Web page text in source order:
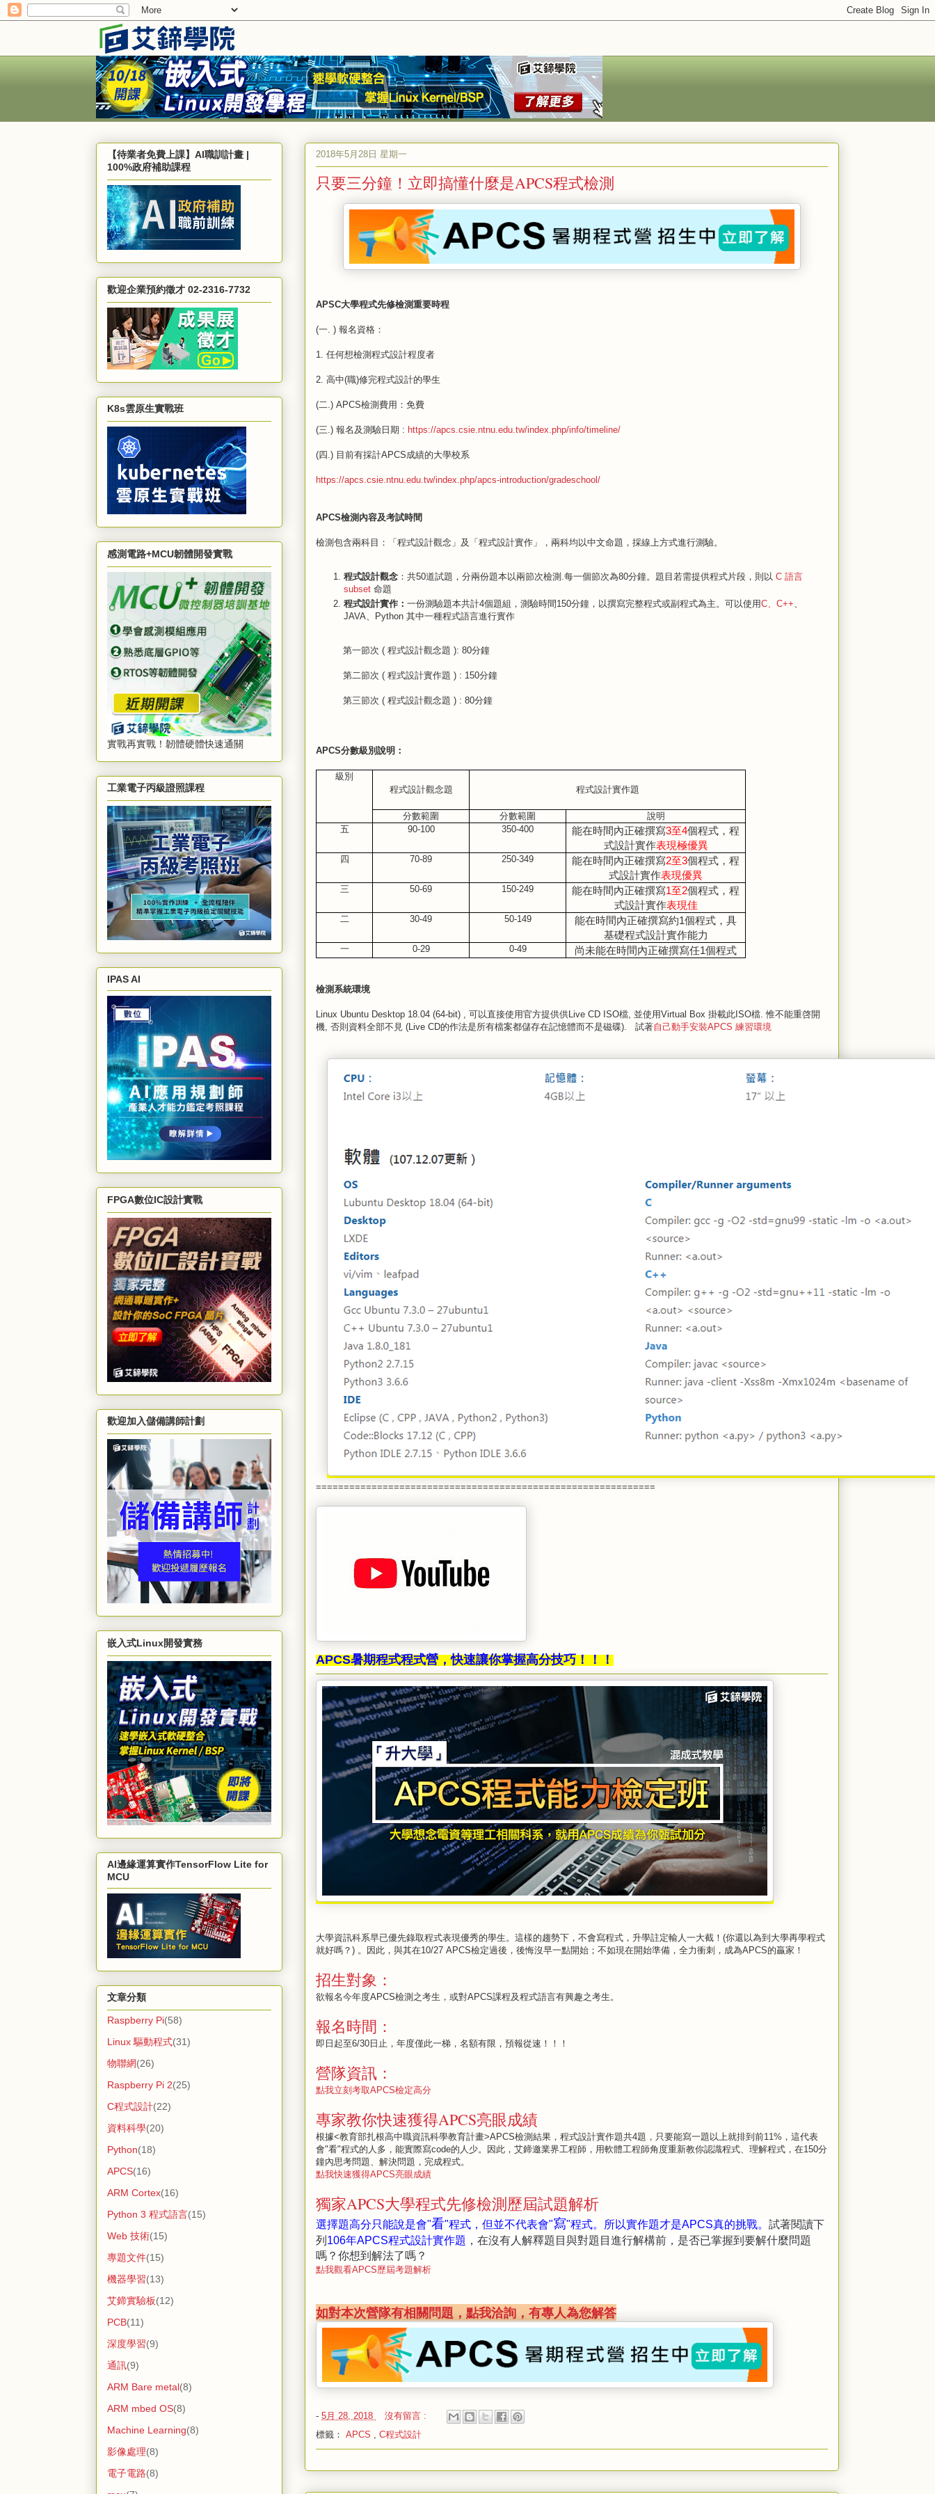
2018年5月28日 星期一
只要三分鐘！立即搞懂什麼是APCS程式檢測
APSC大學程式先修檢測重要時程
(一. ) 報名資格：
1. 任何想檢測程式設計程度者
2. 高中(職)修完程式設計的學生
(二.) APCS檢測費用：免費
(三.) 報名及測驗日期 : https://apcs.csie.ntnu.edu.tw/index.php/info/timeline/
(四.) 目前有採計APCS成績的大學校系
https://apcs.csie.ntnu.edu.tw/index.php/apcs-introduction/gradeschool/
APCS檢測內容及考試時間
檢測包含兩科目：「程式設計觀念」及「程式設計實作」，兩科均以中文命題，採線上方式進行測驗。
程式設計觀念 ：共50道試題，分兩份題本以兩節次檢測.每一個節次為80分鐘。題目若需提供程式片段，則以 C 語言
subset 命題
程式設計實作： 一份測驗題本共計4個題組，測驗時間150分鐘，以撰寫完整程式或副程式為主。可以使用C、C++、
JAVA、Python 其中一種程式語言進行實作
第一節次 ( 程式設計觀念題 ): 80分鐘
第二節次 ( 程式設計實作題 ) : 150分鐘
第三節次 ( 程式設計觀念題 ) : 80分鐘
APCS分數級別說明：
級別
程式設計觀念題
程式設計實作題
分數範圍 分數範圍
說明
五
90-100 350-400 能在時間內正確撰寫3至4個程式，程
式設計實作表現極優異
四 70-89 250-349 能在時間內正確撰寫2至3個程式，程
式設計實作表現優異
三 50-69 150-249 能在時間內正確撰寫1至2個程式，程
式設計實作表現佳
二 30-49 50-149 能在時間內正確撰寫約1個程式，具
基礎程式設計實作能力
一 0-29 0-49 尚未能在時間內正確撰寫任1個程式
檢測系統環境
Linux Ubuntu Desktop 18.04 (64-bit) , 可以直接使用官方提供供Live CD ISO檔, 並使用Virtual Box 掛載此ISO檔. 惟不能重啓開
機, 否則資料全部不見 (Live CD的作法是所有檔案都儲存在記憶體而不是磁碟). 試著自己動手安裝APCS 練習環境
=============================================================
APCS暑期程式程式營，快速讓你掌握高分技巧！！！
大學資訊科系早已優先錄取程式表現優秀的學生。這樣的趨勢下，不會寫程式，升學註定輸人一大截！(你還以為到大學再學程式
就好嗎？) 。因此，與其在10/27 APCS檢定過後，後悔沒早一點開始；不如現在開始準備，全力衝刺，成為APCS的贏家！
招生對象：
欲報名今年度APCS檢測之考生，或對APCS課程及程式語言有興趣之考生。
報名時間：
即日起至6/30日止，年度僅此一梯，名額有限，預報從速！！！
營隊資訊：
點我立刻考取APCS檢定高分
專家教你快速獲得APCS亮眼成績
根據<教育部扎根高中職資訊科學教育計畫>APCS檢測結果，程式設計實作題共4題，只要能寫一題以上就排到前11%，這代表
會"看"程式的人多，能實際寫code的人少。因此，艾鍗邀業界工程師，用軟體工程師角度重新教你認識程式、理解程式，在150分
鐘內思考問題、解決問題，完成程式。
點我快速獲得APCS亮眼成績
獨家APCS大學程式先修檢測歷屆試題解析
選擇題高分只能說是會"看"程式，但並不代表會"寫"程式。 所以實作題才是APCS真的挑戰。 試著閱讀下
列 106年APCS程式設計實作題 ，在沒有人解釋題目與對題目進行解構前，是否已掌握到要解什麼問題
嗎？你想到解法了嗎？
點我觀看APCS歷屆考題解析
如對本次營隊有相關問題，點我洽詢，有專人為您解答
- 5月 28, 2018
沒有留言 :
標籤： APCS C程式設計
【待業者免費上課】AI職訓計畫 |
100%政府補助課程
歡迎企業預約徵才 02-2316-7732
K8s雲原生實戰班
感測電路+MCU韌體開發實戰
實戰再實戰！韌體硬體快速通關
工業電子丙級證照課程
IPAS AI
FPGA數位IC設計實戰
歡迎加入儲備講師計劃
嵌入式Linux開發實務
AI邊緣運算實作TensorFlow Lite for
MCU
文章分類
Raspberry Pi(58)
Linux 驅動程式(31)
物聯網(26)
Raspberry Pi 2(25)
C程式設計(22)
資料科學(20)
Python(18)
APCS(16)
ARM Cortex(16)
Python 3 程式語言(15)
Web 技術(15)
專題文件(15)
機器學習(13)
艾鍗實驗板(12)
PCB(11)
深度學習(9)
通訊(9)
ARM Bare metal(8)
ARM mbed OS(8)
Machine Learning(8)
影像處理(8)
電子電路(8)